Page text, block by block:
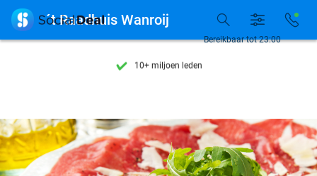
7 dagen per week beschikbaar
10+ miljoen leden
7 dagen per week beschikbaar
10+ miljoen leden
Bereikbaar tot 23:00
 ´t Raadhuis Wanroij